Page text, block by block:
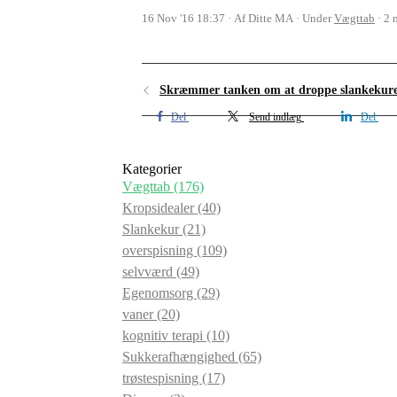
16 Nov '16 18:37
Af Ditte MA UnderVægttab 2
Skræmmer tanken om at droppe
Del Send indlæg Del
Kategorier
Vægttab (176)
Kropsidealer(40)
Slankekur(21)
overspisning (109)
selvværd (49)
Egenomsorg (29)
vaner(20)
kognitiv terapi (10)
Sukkerafhængighed (65)
trøstespisning (17)